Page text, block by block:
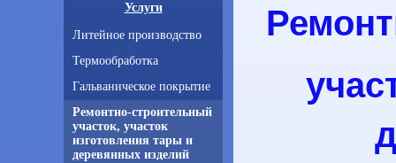
Услуги
Литейное производство
Термообработка
Гальваническое покрытие
Ремонтно-строительный
участок, участок
изготовления тары и
деревянных изделий